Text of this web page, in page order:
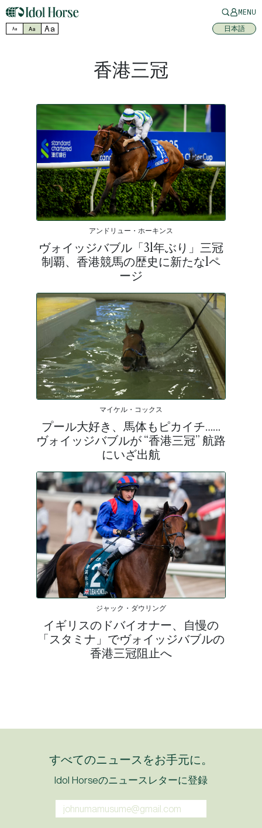
MENU
Aa Aa Aa 日本語
香港三冠
アンドリュー・ホーキンス
ヴォイッジバブル「31年ぶり」三冠
制覇、香港競馬の歴史に新たな1ペ
ージ
マイケル・コックス
プール大好き、馬体もピカイチ……
ヴォイッジバブルが “香港三冠” 航路
にいざ出航
ジャック・ダウリング
イギリスのドバイオナー、自慢の
「スタミナ」でヴォイッジバブルの
香港三冠阻止へ
すべてのニュースをお手元に。
Idol Horseのニュースレターに登録